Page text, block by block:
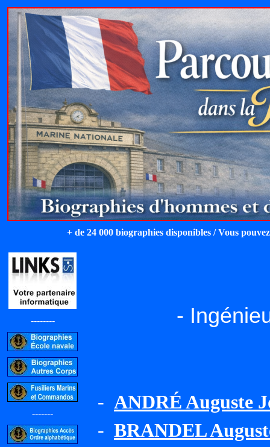
+ de 24 000 biographies disponibles / Vous
--------
-------
-
- ANDRÉ Auguste
- BRANDEL